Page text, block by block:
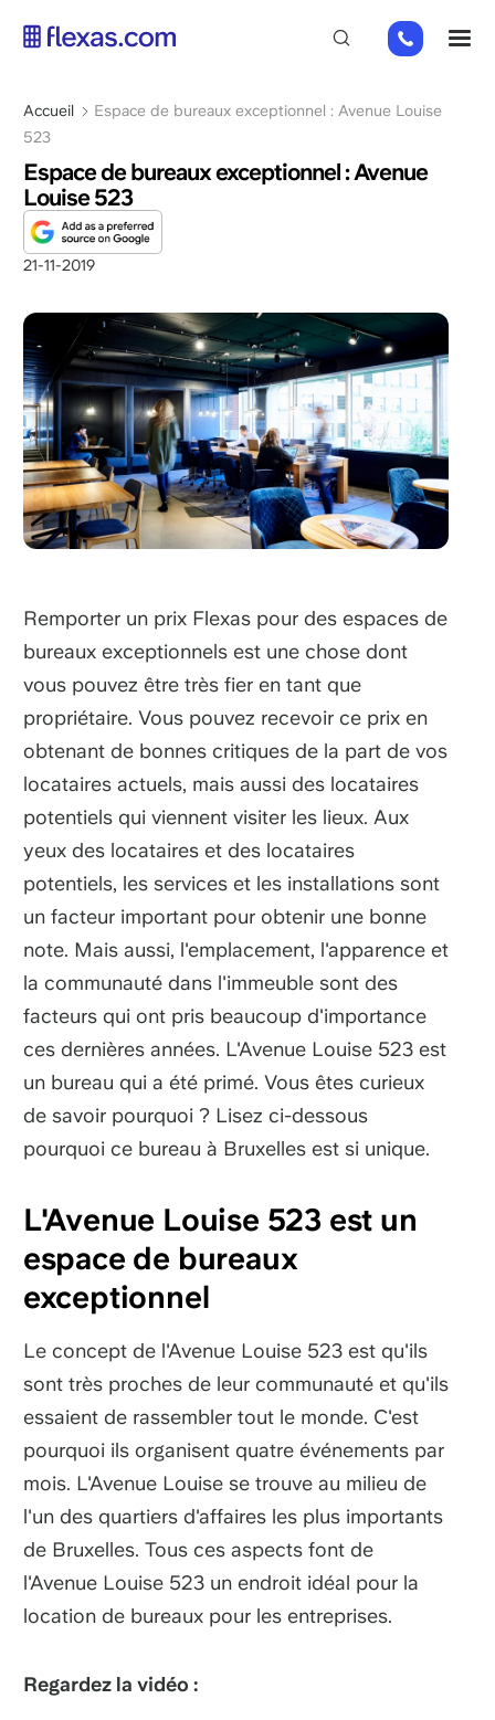
+32
280
63
Fil
d'Ariane
Accueil
Espace de bureaux exceptionnel : Avenue Louise
523
Espace de bureaux exceptionnel : Avenue
Louise 523
21-11-2019
Remporter un prix Flexas pour des espaces de
bureaux exceptionnels est une chose dont
vous pouvez être très fier en tant que
propriétaire. Vous pouvez recevoir ce prix en
obtenant de bonnes critiques de la part de vos
locataires actuels, mais aussi des locataires
potentiels qui viennent visiter les lieux. Aux
yeux des locataires et des locataires
potentiels, les services et les installations sont
un facteur important pour obtenir une bonne
note. Mais aussi, l'emplacement, l'apparence et
la communauté dans l'immeuble sont des
facteurs qui ont pris beaucoup d'importance
ces dernières années. L'Avenue Louise 523 est
un bureau qui a été primé. Vous êtes curieux
de savoir pourquoi ? Lisez ci-dessous
pourquoi ce bureau à Bruxelles est si unique.
L'Avenue Louise 523 est un
espace de bureaux
exceptionnel
Le concept de l'Avenue Louise 523 est qu'ils
sont très proches de leur communauté et qu'ils
essaient de rassembler tout le monde. C'est
pourquoi ils organisent quatre événements par
mois. L'Avenue Louise se trouve au milieu de
l'un des quartiers d'affaires les plus importants
de Bruxelles. Tous ces aspects font de
l'Avenue Louise 523 un endroit idéal pour la
location de bureaux pour les entreprises.
Regardez la vidéo :